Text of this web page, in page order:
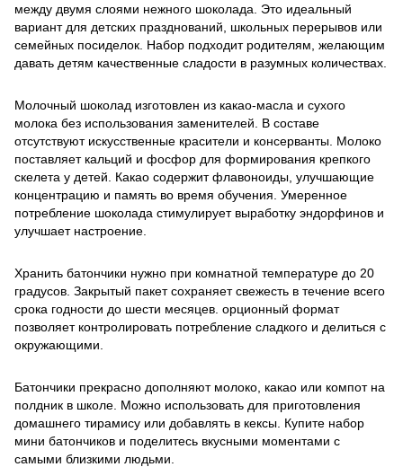
между двумя слоями нежного шоколада. Это идеальный
вариант для детских празднований, школьных перерывов или
семейных посиделок. Набор подходит родителям, желающим
давать детям качественные сладости в разумных количествах.
Молочный шоколад изготовлен из какао-масла и сухого
молока без использования заменителей. В составе
отсутствуют искусственные красители и консерванты. Молоко
поставляет кальций и фосфор для формирования крепкого
скелета у детей. Какао содержит флавоноиды, улучшающие
концентрацию и память во время обучения. Умеренное
потребление шоколада стимулирует выработку эндорфинов и
улучшает настроение.
Хранить батончики нужно при комнатной температуре до 20
градусов. Закрытый пакет сохраняет свежесть в течение всего
срока годности до шести месяцев. орционный формат
позволяет контролировать потребление сладкого и делиться с
окружающими.
Батончики прекрасно дополняют молоко, какао или компот на
полдник в школе. Можно использовать для приготовления
домашнего тирамису или добавлять в кексы. Купите набор
мини батончиков и поделитесь вкусными моментами с
самыми близкими людьми.